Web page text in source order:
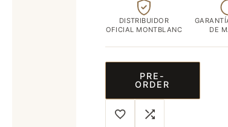
DISTRIBUIDOR
OFICIAL MONTBLANC
DE
PRE-
ORDER